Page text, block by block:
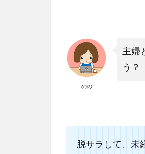
のの
主婦
う？
脱サラして、未